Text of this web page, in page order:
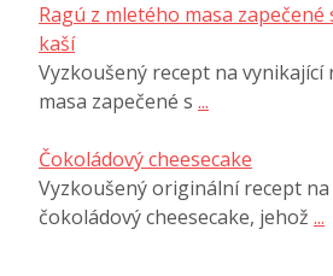
Ragú z mletého masa
kaší
Vyzkoušený recept na vynikající
masa zapečené s ...
Čokoládový cheesecake
Vyzkoušený originální recept
čokoládový cheesecake, jehož ...